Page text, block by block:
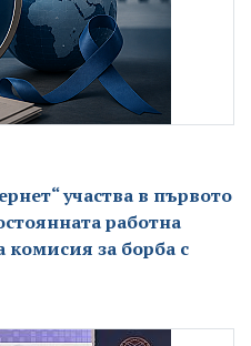
участва в първото
работна
за борба с